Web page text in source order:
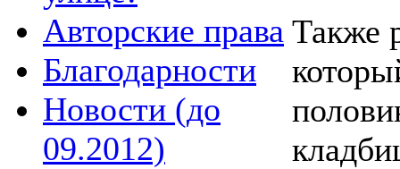
Авторские права
Благодарности
Новости (до
09.2012)
Также